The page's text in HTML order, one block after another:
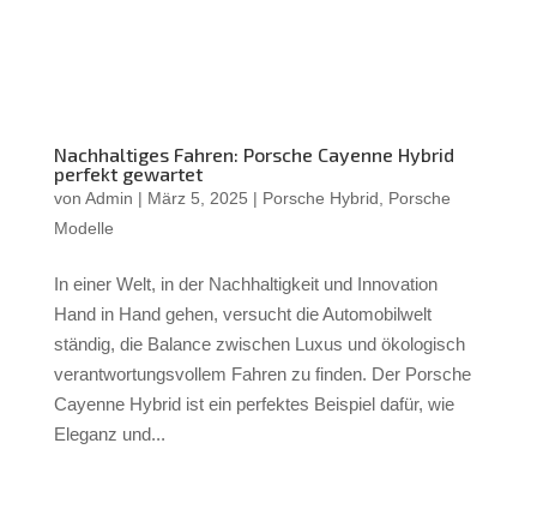
Nachhaltiges Fahren: Porsche Cayenne Hybrid
perfekt gewartet
von Admin | März 5, 2025 | Porsche Hybrid
Porsche
Modelle
In einer Welt, in der Nachhaltigkeit und Innovation
Hand in Hand gehen, versucht die Automobilwelt
ständig, die Balance zwischen Luxus und ökologisch
verantwortungsvollem Fahren zu finden. Der Porsche
Cayenne Hybrid ist ein perfektes Beispiel dafür, wie
Eleganz und...